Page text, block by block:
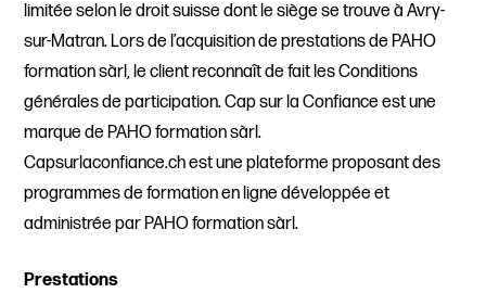
limitée selon le droit suisse dont le siège se trouve à Avry-
sur-Matran. Lors de l’acquisition de prestations de PAHO
formation sàrl, le client reconnaît de fait les Conditions
générales de participation. Cap sur la Confiance est une
marque de PAHO formation sàrl.
Capsurlaconfiance.ch est une plateforme proposant des
programmes de formation en ligne développée et
administrée par PAHO formation sàrl.
Prestations